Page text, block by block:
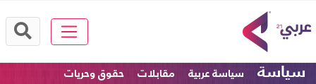
سياسة سياسة عربية مقابلات
حقوق وحريات